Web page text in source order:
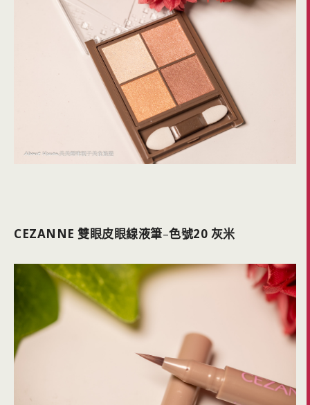
CEZANNE 雙眼皮眼線液筆–色號20 灰米